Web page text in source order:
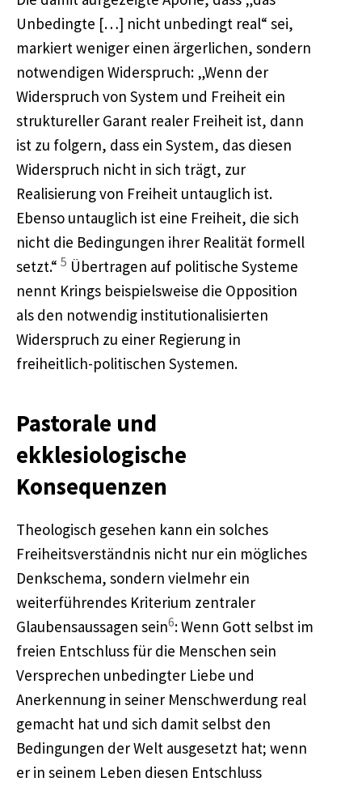
Unbedingte […] nicht unbedingt real“ sei,
markiert weniger einen ärgerlichen, sondern
notwendigen Widerspruch: „Wenn der
Widerspruch von System und Freiheit ein
struktureller Garant realer Freiheit ist, dann
ist zu folgern, dass ein System, das diesen
Widerspruch nicht in sich trägt, zur
Realisierung von Freiheit untauglich ist.
Ebenso untauglich ist eine Freiheit, die sich
nicht die Bedingungen ihrer Realität formell
setzt.“ 5 Übertragen auf politische Systeme
nennt Krings beispielsweise die Opposition
als den notwendig institutionalisierten
Widerspruch zu einer Regierung in
freiheitlich-politischen Systemen.
Pastorale und
ekklesiologische
Konsequenzen
Theologisch gesehen kann ein solches
Freiheitsverständnis nicht nur ein mögliches
Denkschema, sondern vielmehr ein
weiterführendes Kriterium zentraler
Glaubensaussagen sein6: Wenn Gott selbst im
freien Entschluss für die Menschen sein
Versprechen unbedingter Liebe und
Anerkennung in seiner Menschwerdung real
gemacht hat und sich damit selbst den
Bedingungen der Welt ausgesetzt hat; wenn
er in seinem Leben diesen Entschluss